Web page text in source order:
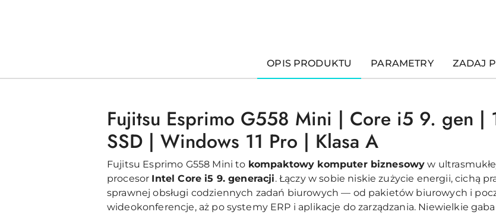
OPIS PRODUKTU PARAMETRY ZADAJ
Fujitsu Esprimo G558 Mini | Core i5 9. gen |
SSD | Windows 11 Pro | Klasa A
Fujitsu Esprimo G558 Mini to kompaktowy komputer biznesowy w
procesor Intel Core i5 9. generacji. Łączy w sobie niskie zużycie energii, cichą
sprawnej obsługi codziennych zadań biurowych — od pakietów biurowych i
wideokonferencje, aż po systemy ERP i aplikacje do zarządzania. Niewielkie